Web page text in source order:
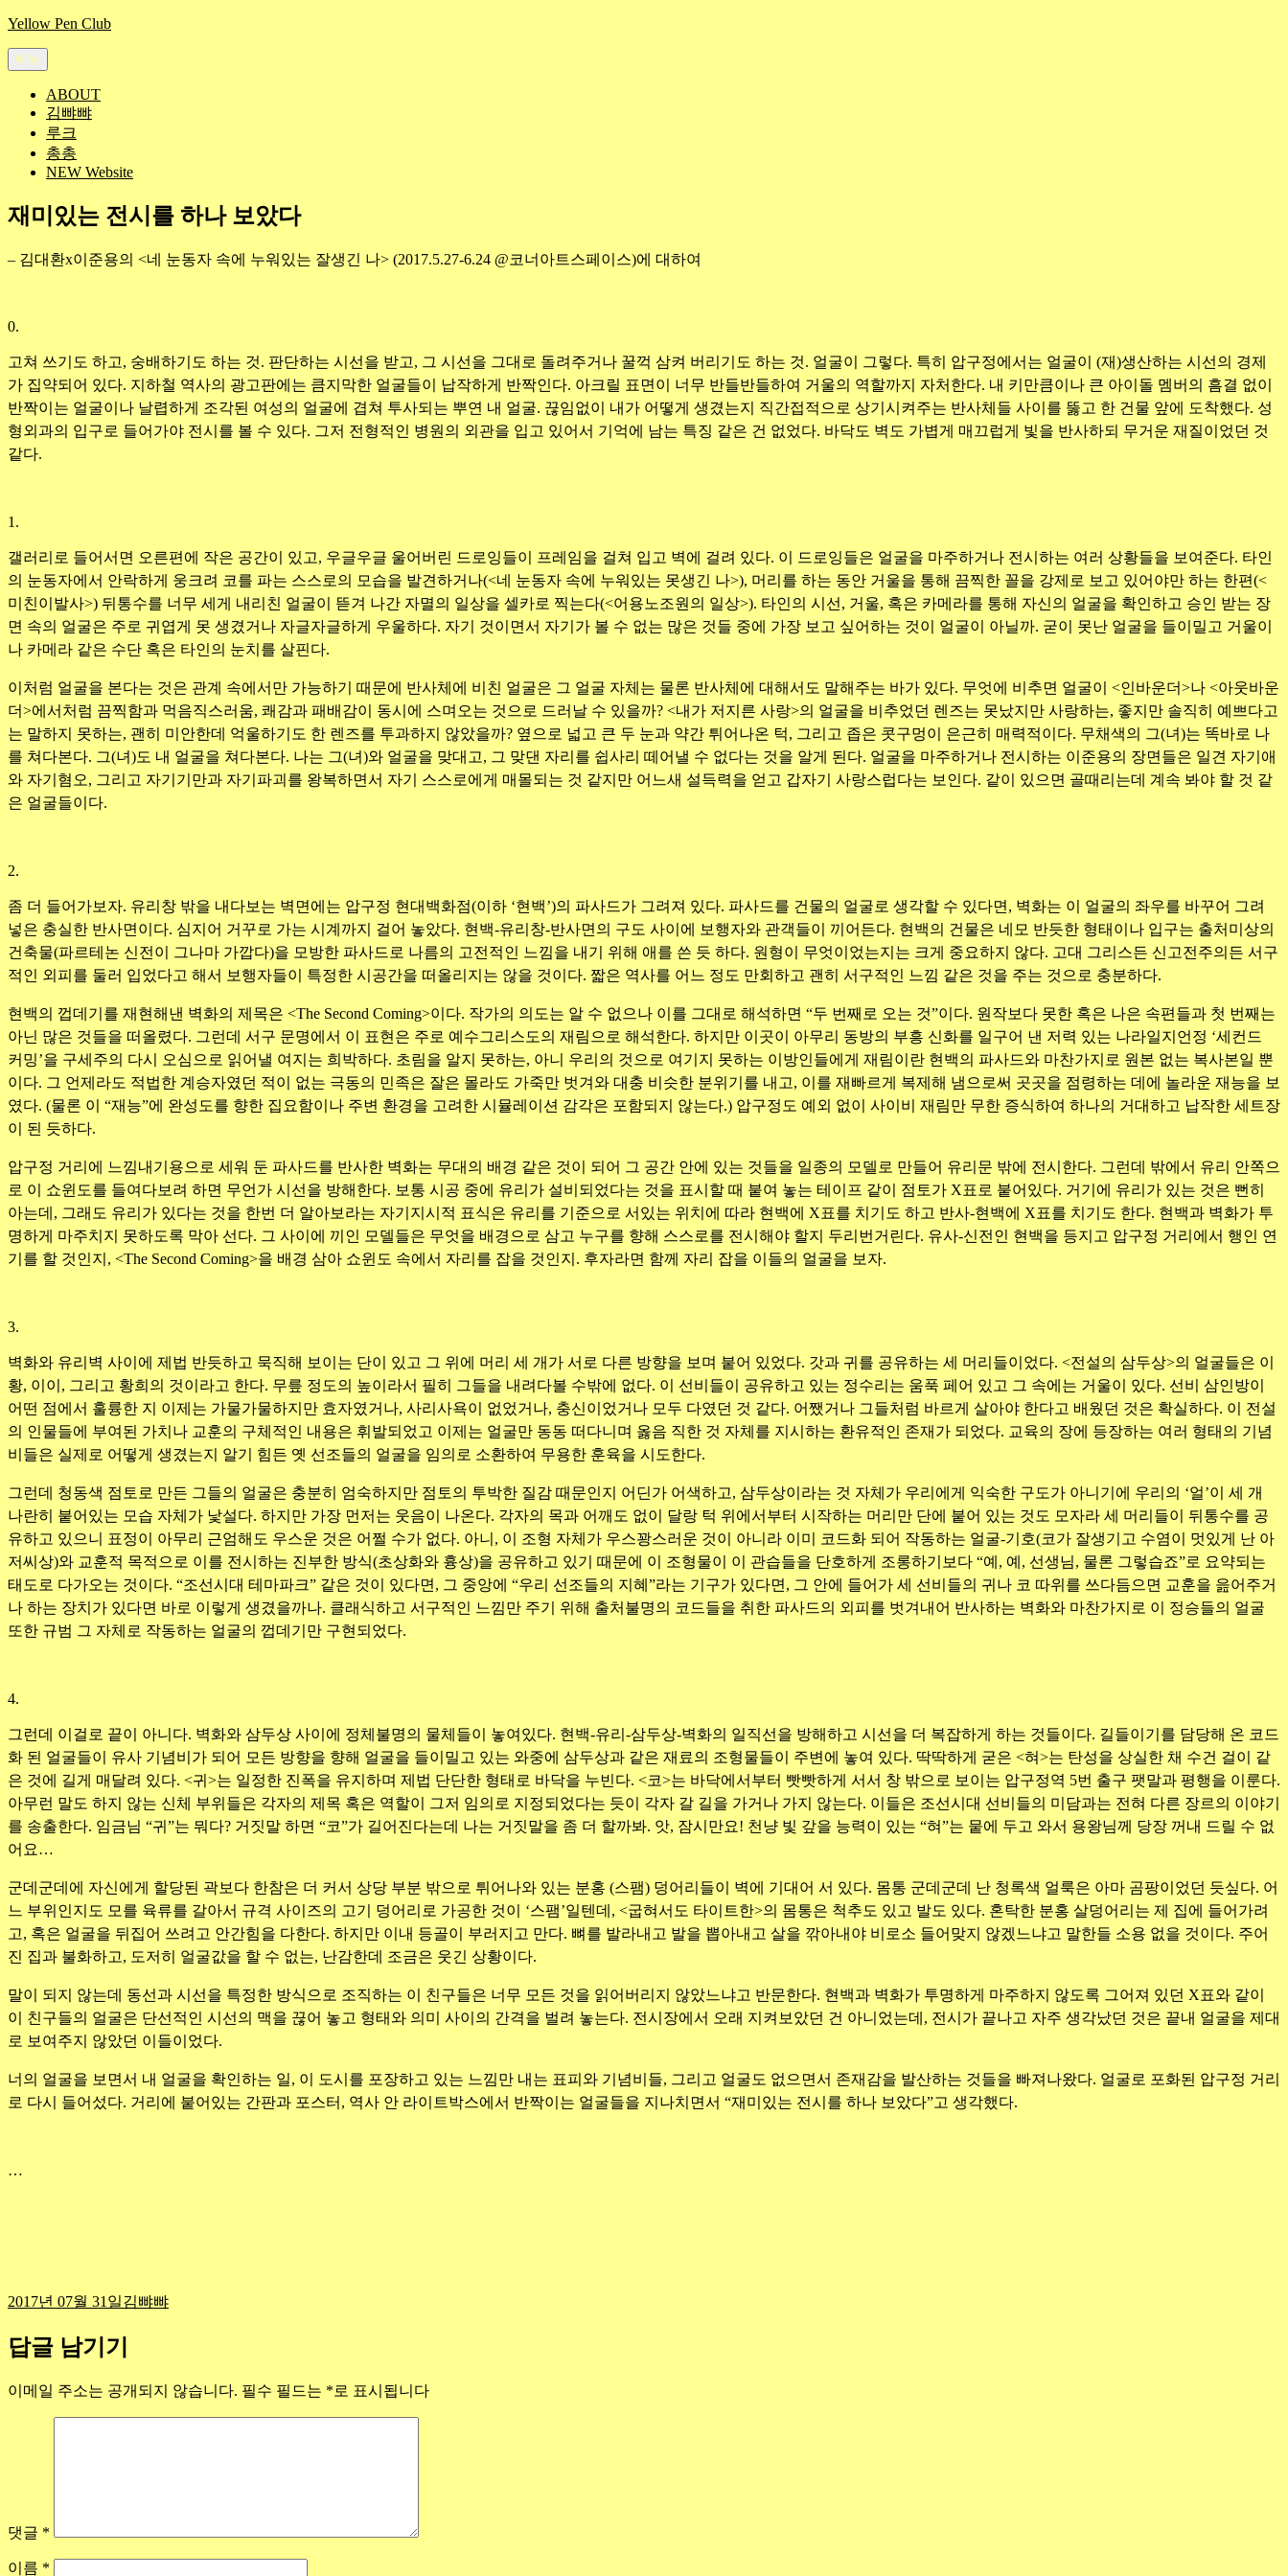
콘
츠
Yellow Pen Club
메뉴
ABOUT
김뺘뺘
루크
총총
NEW Website
재미있는 전시를 하나 보았다
– 김대환x이준용의 <네 눈동자 속에 누워있는 잘생긴 나> (2017.5.27-6.24 @코너아트스페이스)에 대하여
0.
고쳐 쓰기도 하고, 숭배하기도 하는 것. 판단하는 시선을 받고, 그 시선을 그대로 돌려주거나 꿀꺽 삼켜 버리기도 하는 것. 얼굴이 그렇다. 특히 압구정에서는 얼굴이 (재)생산하는 시선의 경제
가 집약되어 있다. 지하철 역사의 광고판에는 큼지막한 얼굴들이 납작하게 반짝인다. 아크릴 표면이 너무 반들반들하여 거울의 역할까지 자처한다. 내 키만큼이나 큰 아이돌 멤버의 흠결 없이
반짝이는 얼굴이나 날렵하게 조각된 여성의 얼굴에 겹쳐 투사되는 뿌연 내 얼굴. 끊임없이 내가 어떻게 생겼는지 직간접적으로 상기시켜주는 반사체들 사이를 뚫고 한 건물 앞에 도착했다. 성
형외과의 입구로 들어가야 전시를 볼 수 있다. 그저 전형적인 병원의 외관을 입고 있어서 기억에 남는 특징 같은 건 없었다. 바닥도 벽도 가볍게 매끄럽게 빛을 반사하되 무거운 재질이었던 것
같다.
1.
갤러리로 들어서면 오른편에 작은 공간이 있고, 우글우글 울어버린 드로잉들이 프레임을 걸쳐 입고 벽에 걸려 있다. 이 드로잉들은 얼굴을 마주하거나 전시하는 여러 상황들을 보여준다. 타인
의 눈동자에서 안락하게 웅크려 코를 파는 스스로의 모습을 발견하거나(<네 눈동자 속에 누워있는 못생긴 나>), 머리를 하는 동안 거울을 통해 끔찍한 꼴을 강제로 보고 있어야만 하는 한편(<
미친이발사>) 뒤통수를 너무 세게 내리친 얼굴이 뜯겨 나간 자멸의 일상을 셀카로 찍는다(<어용노조원의 일상>). 타인의 시선, 거울, 혹은 카메라를 통해 자신의 얼굴을 확인하고 승인 받는 장
면 속의 얼굴은 주로 귀엽게 못 생겼거나 자글자글하게 우울하다. 자기 것이면서 자기가 볼 수 없는 많은 것들 중에 가장 보고 싶어하는 것이 얼굴이 아닐까. 굳이 못난 얼굴을 들이밀고 거울이
나 카메라 같은 수단 혹은 타인의 눈치를 살핀다.
이처럼 얼굴을 본다는 것은 관계 속에서만 가능하기 때문에 반사체에 비친 얼굴은 그 얼굴 자체는 물론 반사체에 대해서도 말해주는 바가 있다. 무엇에 비추면 얼굴이 <인바운더>나 <아웃바운
더>에서처럼 끔찍함과 먹음직스러움, 쾌감과 패배감이 동시에 스며오는 것으로 드러날 수 있을까? <내가 저지른 사랑>의 얼굴을 비추었던 렌즈는 못났지만 사랑하는, 좋지만 솔직히 예쁘다고
는 말하지 못하는, 괜히 미안한데 억울하기도 한 렌즈를 투과하지 않았을까? 옆으로 넓고 큰 두 눈과 약간 튀어나온 턱, 그리고 좁은 콧구멍이 은근히 매력적이다. 무채색의 그(녀)는 똑바로 나
를 쳐다본다. 그(녀)도 내 얼굴을 쳐다본다. 나는 그(녀)와 얼굴을 맞대고, 그 맞댄 자리를 쉽사리 떼어낼 수 없다는 것을 알게 된다. 얼굴을 마주하거나 전시하는 이준용의 장면들은 일견 자기애
와 자기혐오, 그리고 자기기만과 자기파괴를 왕복하면서 자기 스스로에게 매몰되는 것 같지만 어느새 설득력을 얻고 갑자기 사랑스럽다는 보인다. 같이 있으면 골때리는데 계속 봐야 할 것 같
은 얼굴들이다.
2.
좀 더 들어가보자. 유리창 밖을 내다보는 벽면에는 압구정 현대백화점(이하 ‘현백’)의 파사드가 그려져 있다. 파사드를 건물의 얼굴로 생각할 수 있다면, 벽화는 이 얼굴의 좌우를 바꾸어 그려
넣은 충실한 반사면이다. 심지어 거꾸로 가는 시계까지 걸어 놓았다. 현백-유리창-반사면의 구도 사이에 보행자와 관객들이 끼어든다. 현백의 건물은 네모 반듯한 형태이나 입구는 출처미상의
건축물(파르테논 신전이 그나마 가깝다)을 모방한 파사드로 나름의 고전적인 느낌을 내기 위해 애를 쓴 듯 하다. 원형이 무엇이었는지는 크게 중요하지 않다. 고대 그리스든 신고전주의든 서구
적인 외피를 둘러 입었다고 해서 보행자들이 특정한 시공간을 떠올리지는 않을 것이다. 짧은 역사를 어느 정도 만회하고 괜히 서구적인 느낌 같은 것을 주는 것으로 충분하다.
현백의 껍데기를 재현해낸 벽화의 제목은 <The Second Coming>이다. 작가의 의도는 알 수 없으나 이를 그대로 해석하면 “두 번째로 오는 것”이다. 원작보다 못한 혹은 나은 속편들과 첫 번째는
아닌 많은 것들을 떠올렸다. 그런데 서구 문명에서 이 표현은 주로 예수그리스도의 재림으로 해석한다. 하지만 이곳이 아무리 동방의 부흥 신화를 일구어 낸 저력 있는 나라일지언정 ‘세컨드
커밍’을 구세주의 다시 오심으로 읽어낼 여지는 희박하다. 초림을 알지 못하는, 아니 우리의 것으로 여기지 못하는 이방인들에게 재림이란 현백의 파사드와 마찬가지로 원본 없는 복사본일 뿐
이다. 그 언제라도 적법한 계승자였던 적이 없는 극동의 민족은 잘은 몰라도 가죽만 벗겨와 대충 비슷한 분위기를 내고, 이를 재빠르게 복제해 냄으로써 곳곳을 점령하는 데에 놀라운 재능을 보
였다. (물론 이 “재능”에 완성도를 향한 집요함이나 주변 환경을 고려한 시뮬레이션 감각은 포함되지 않는다.) 압구정도 예외 없이 사이비 재림만 무한 증식하여 하나의 거대하고 납작한 세트장
이 된 듯하다.
압구정 거리에 느낌내기용으로 세워 둔 파사드를 반사한 벽화는 무대의 배경 같은 것이 되어 그 공간 안에 있는 것들을 일종의 모델로 만들어 유리문 밖에 전시한다. 그런데 밖에서 유리 안쪽으
로 이 쇼윈도를 들여다보려 하면 무언가 시선을 방해한다. 보통 시공 중에 유리가 설비되었다는 것을 표시할 때 붙여 놓는 테이프 같이 점토가 X표로 붙어있다. 거기에 유리가 있는 것은 뻔히
아는데, 그래도 유리가 있다는 것을 한번 더 알아보라는 자기지시적 표식은 유리를 기준으로 서있는 위치에 따라 현백에 X표를 치기도 하고 반사-현백에 X표를 치기도 한다. 현백과 벽화가 투
명하게 마주치지 못하도록 막아 선다. 그 사이에 끼인 모델들은 무엇을 배경으로 삼고 누구를 향해 스스로를 전시해야 할지 두리번거린다. 유사-신전인 현백을 등지고 압구정 거리에서 행인 연
기를 할 것인지, <The Second Coming>을 배경 삼아 쇼윈도 속에서 자리를 잡을 것인지. 후자라면 함께 자리 잡을 이들의 얼굴을 보자.
3.
벽화와 유리벽 사이에 제법 반듯하고 묵직해 보이는 단이 있고 그 위에 머리 세 개가 서로 다른 방향을 보며 붙어 있었다. 갓과 귀를 공유하는 세 머리들이었다. <전설의 삼두상>의 얼굴들은 이
황, 이이, 그리고 황희의 것이라고 한다. 무릎 정도의 높이라서 필히 그들을 내려다볼 수밖에 없다. 이 선비들이 공유하고 있는 정수리는 움푹 페어 있고 그 속에는 거울이 있다. 선비 삼인방이
어떤 점에서 훌륭한 지 이제는 가물가물하지만 효자였거나, 사리사욕이 없었거나, 충신이었거나 모두 다였던 것 같다. 어쨌거나 그들처럼 바르게 살아야 한다고 배웠던 것은 확실하다. 이 전설
의 인물들에 부여된 가치나 교훈의 구체적인 내용은 휘발되었고 이제는 얼굴만 동동 떠다니며 옳음 직한 것 자체를 지시하는 환유적인 존재가 되었다. 교육의 장에 등장하는 여러 형태의 기념
비들은 실제로 어떻게 생겼는지 알기 힘든 옛 선조들의 얼굴을 임의로 소환하여 무용한 훈육을 시도한다.
그런데 청동색 점토로 만든 그들의 얼굴은 충분히 엄숙하지만 점토의 투박한 질감 때문인지 어딘가 어색하고, 삼두상이라는 것 자체가 우리에게 익숙한 구도가 아니기에 우리의 ‘얼’이 세 개
나란히 붙어있는 모습 자체가 낯설다. 하지만 가장 먼저는 웃음이 나온다. 각자의 목과 어깨도 없이 달랑 턱 위에서부터 시작하는 머리만 단에 붙어 있는 것도 모자라 세 머리들이 뒤통수를 공
유하고 있으니 표정이 아무리 근엄해도 우스운 것은 어쩔 수가 없다. 아니, 이 조형 자체가 우스꽝스러운 것이 아니라 이미 코드화 되어 작동하는 얼굴-기호(코가 잘생기고 수염이 멋있게 난 아
저씨상)와 교훈적 목적으로 이를 전시하는 진부한 방식(초상화와 흉상)을 공유하고 있기 때문에 이 조형물이 이 관습들을 단호하게 조롱하기보다 “예, 예, 선생님, 물론 그렇습죠”로 요약되는
태도로 다가오는 것이다. “조선시대 테마파크” 같은 것이 있다면, 그 중앙에 “우리 선조들의 지혜”라는 기구가 있다면, 그 안에 들어가 세 선비들의 귀나 코 따위를 쓰다듬으면 교훈을 읊어주거
나 하는 장치가 있다면 바로 이렇게 생겼을까나. 클래식하고 서구적인 느낌만 주기 위해 출처불명의 코드들을 취한 파사드의 외피를 벗겨내어 반사하는 벽화와 마찬가지로 이 정승들의 얼굴
또한 규범 그 자체로 작동하는 얼굴의 껍데기만 구현되었다.
4.
그런데 이걸로 끝이 아니다. 벽화와 삼두상 사이에 정체불명의 물체들이 놓여있다. 현백-유리-삼두상-벽화의 일직선을 방해하고 시선을 더 복잡하게 하는 것들이다. 길들이기를 담당해 온 코드
화 된 얼굴들이 유사 기념비가 되어 모든 방향을 향해 얼굴을 들이밀고 있는 와중에 삼두상과 같은 재료의 조형물들이 주변에 놓여 있다. 딱딱하게 굳은 <혀>는 탄성을 상실한 채 수건 걸이 같
은 것에 길게 매달려 있다. <귀>는 일정한 진폭을 유지하며 제법 단단한 형태로 바닥을 누빈다. <코>는 바닥에서부터 빳빳하게 서서 창 밖으로 보이는 압구정역 5번 출구 팻말과 평행을 이룬다.
아무런 말도 하지 않는 신체 부위들은 각자의 제목 혹은 역할이 그저 임의로 지정되었다는 듯이 각자 갈 길을 가거나 가지 않는다. 이들은 조선시대 선비들의 미담과는 전혀 다른 장르의 이야기
를 송출한다. 임금님 “귀”는 뭐다? 거짓말 하면 “코”가 길어진다는데 나는 거짓말을 좀 더 할까봐. 앗, 잠시만요! 천냥 빛 갚을 능력이 있는 “혀”는 뭍에 두고 와서 용왕님께 당장 꺼내 드릴 수 없
어요…
군데군데에 자신에게 할당된 곽보다 한참은 더 커서 상당 부분 밖으로 튀어나와 있는 분홍 (스팸) 덩어리들이 벽에 기대어 서 있다. 몸통 군데군데 난 청록색 얼룩은 아마 곰팡이었던 듯싶다. 어
느 부위인지도 모를 육류를 갈아서 규격 사이즈의 고기 덩어리로 가공한 것이 ‘스팸’일텐데, <굽혀서도 타이트한>의 몸통은 척추도 있고 발도 있다. 혼탁한 분홍 살덩어리는 제 집에 들어가려
고, 혹은 얼굴을 뒤집어 쓰려고 안간힘을 다한다. 하지만 이내 등골이 부러지고 만다. 뼈를 발라내고 발을 뽑아내고 살을 깎아내야 비로소 들어맞지 않겠느냐고 말한들 소용 없을 것이다. 주어
진 집과 불화하고, 도저히 얼굴값을 할 수 없는, 난감한데 조금은 웃긴 상황이다.
말이 되지 않는데 동선과 시선을 특정한 방식으로 조직하는 이 친구들은 너무 모든 것을 읽어버리지 않았느냐고 반문한다. 현백과 벽화가 투명하게 마주하지 않도록 그어져 있던 X표와 같이
이 친구들의 얼굴은 단선적인 시선의 맥을 끊어 놓고 형태와 의미 사이의 간격을 벌려 놓는다. 전시장에서 오래 지켜보았던 건 아니었는데, 전시가 끝나고 자주 생각났던 것은 끝내 얼굴을 제대
로 보여주지 않았던 이들이었다.
너의 얼굴을 보면서 내 얼굴을 확인하는 일, 이 도시를 포장하고 있는 느낌만 내는 표피와 기념비들, 그리고 얼굴도 없으면서 존재감을 발산하는 것들을 빠져나왔다. 얼굴로 포화된 압구정 거리
로 다시 들어섰다. 거리에 붙어있는 간판과 포스터, 역사 안 라이트박스에서 반짝이는 얼굴들을 지나치면서 “재미있는 전시를 하나 보았다”고 생각했다.
…
작
일
자
2017년 07월 31일카
고
리
김뺘뺘
답글 남기기
이메일 주소는 공개되지 않습니다. 필수 필드는 *로 표시됩니다
댓글 *
이름 *